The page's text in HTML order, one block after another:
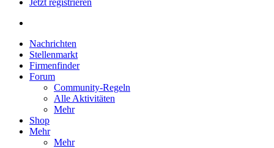
Nachrichten
Stellenmarkt
Firmenfinder
Forum
Community-Regeln
Alle Aktivitäten
Mehr
Shop
Mehr
Mehr